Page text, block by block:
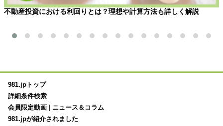
不動産投資における利回りとは？理想や計算方法も詳しく解説
981.jpトップ
詳細条件検索
会員限定動画
ニュース＆コラム
981.jpが紹介されました